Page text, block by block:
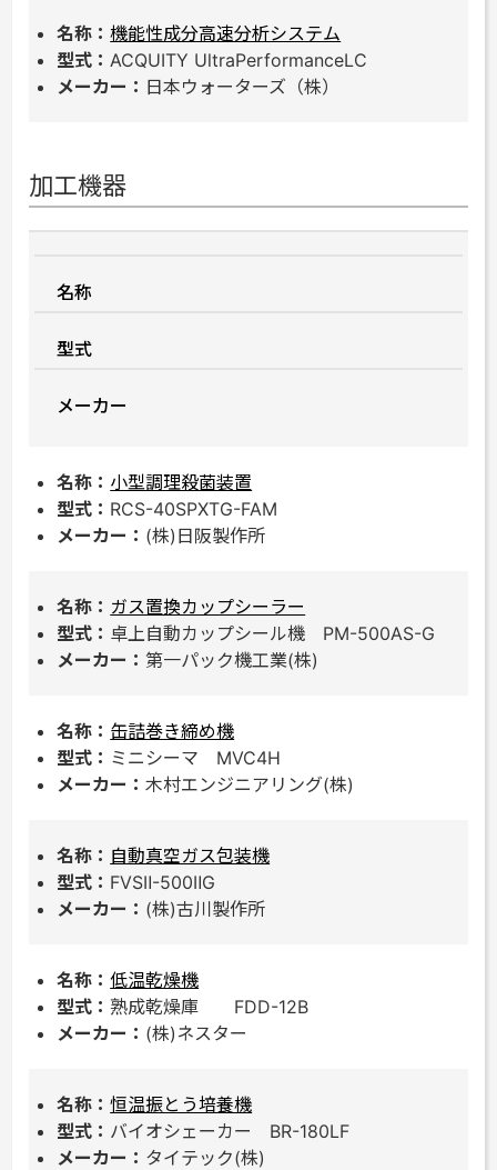
機能性成分高速分析システム
ACQUITY UltraPerformanceLC
日本ウォーターズ（株）
加工機器
名称
型式
メーカー
小型調理殺菌装置
RCS-40SPXTG-FAM
(株)日阪製作所
ガス置換カップシーラー
卓上自動カップシール機 PM-500AS-G
第一パック機工業(株)
缶詰巻き締め機
ミニシーマ MVC4H
木村エンジニアリング(株)
自動真空ガス包装機
FVSⅡ-500ⅡG
(株)古川製作所
低温乾燥機
熟成乾燥庫 FDD-12B
(株)ネスター
恒温振とう培養機
バイオシェーカー BR-180LF
タイテック(株)